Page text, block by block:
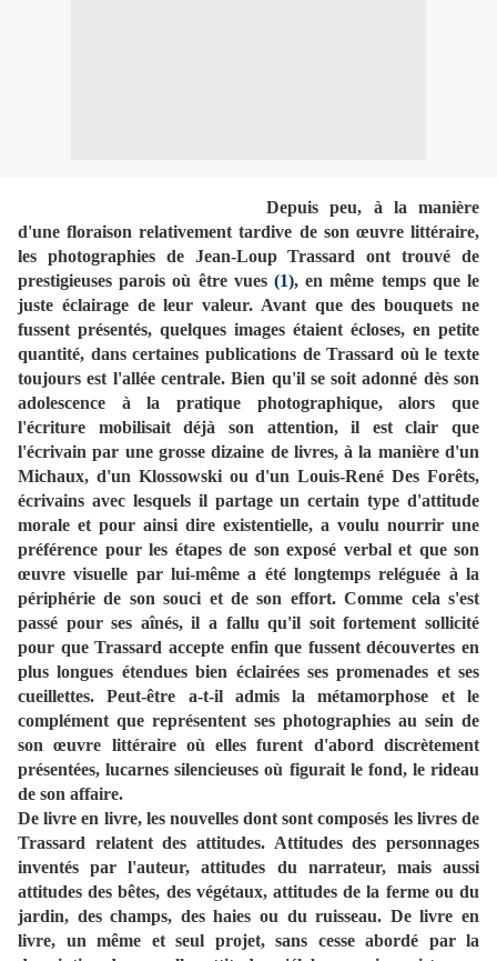
Depuis peu, à la manière
d'une floraison relativement tardive de son œuvre littéraire,
les photographies de Jean-Loup Trassard ont trouvé de
prestigieuses parois où être vues (1), en même temps que le
juste éclairage de leur valeur. Avant que des bouquets ne
fussent présentés, quelques images étaient écloses, en petite
quantité, dans certaines publications de Trassard où le texte
toujours est l'allée centrale. Bien qu'il se soit adonné dès son
adolescence à la pratique photographique, alors que
l'écriture mobilisait déjà son attention, il est clair que
l'écrivain par une grosse dizaine de livres, à la manière d'un
Michaux, d'un Klossowski ou d'un Louis-René Des Forêts,
écrivains avec lesquels il partage un certain type d'attitude
morale et pour ainsi dire existentielle, a voulu nourrir une
préférence pour les étapes de son exposé verbal et que son
œuvre visuelle par lui-même a été longtemps reléguée à la
périphérie de son souci et de son effort. Comme cela s'est
passé pour ses aînés, il a fallu qu'il soit fortement sollicité
pour que Trassard accepte enfin que fussent découvertes en
plus longues étendues bien éclairées ses promenades et ses
cueillettes. Peut-être a-t-il admis la métamorphose et le
complément que représentent ses photographies au sein de
son œuvre littéraire où elles furent d'abord discrètement
présentées, lucarnes silencieuses où figurait le fond, le rideau
de son affaire.
De livre en livre, les nouvelles dont sont composés les livres de
Trassard relatent des attitudes. Attitudes des personnages
inventés par l'auteur, attitudes du narrateur, mais aussi
attitudes des bêtes, des végétaux, attitudes de la ferme ou du
jardin, des champs, des haies ou du ruisseau. De livre en
livre, un même et seul projet, sans cesse abordé par la